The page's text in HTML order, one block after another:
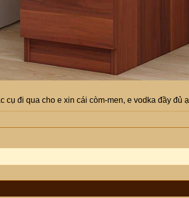
cụ đi qua cho e xin cái còm-men, e vodka đầy đủ ạ